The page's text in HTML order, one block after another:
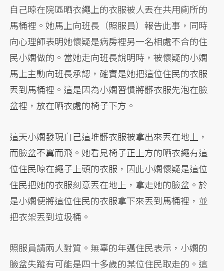
自己晾在院區晒衣繩上的衣服被人丟在共用廁所的
馬桶裡。她馬上向班長（照服員）報告此事，同時
向心理師表明她懷疑是病房裡另一名相處不合的住
民小嫻做的。當她走向班長說明時，被懷疑的小嫻
馬上主動向班長承認，確實是她把這位住民的衣服
丟到馬桶裡。這是因為小嫻習慣將髒衣服先泡在臉
盆裡，放在晒衣處的椅子下方。
這天小嫻發現自己這堆髒衣服被拿出來丟在地上，
而臉盆不翼而飛。她看見椅子正上方的晒衣繩有這
位住民晾在繩子上頭的衣服，因此小嫻懷疑是這位
住民把她的衣服刻意丟在地上，拿走她的臉盆。於
是小嫻便將這位住民的衣服拿下來丟到馬桶裡，並
把衣架丟到垃圾桶。
照服員請兩人對質。無辜的年邁住民表示，小嫻的
臉盆失蹤有可能是四十多歲的某位住民取走的。這